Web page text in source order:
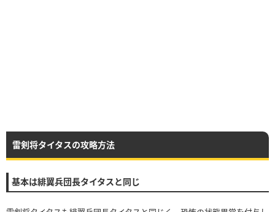
雷剣将タイタスの攻略方法
基本は緋翼兵団長タイタスと同じ